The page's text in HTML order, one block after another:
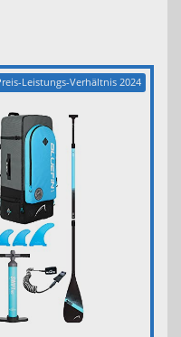
Leistungs-Verhältnis 2024